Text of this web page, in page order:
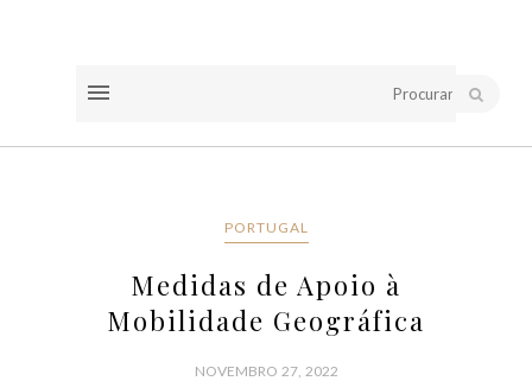
PORTUGAL
Medidas de Apoio à
Mobilidade Geográfica
NOVEMBRO 27, 2022